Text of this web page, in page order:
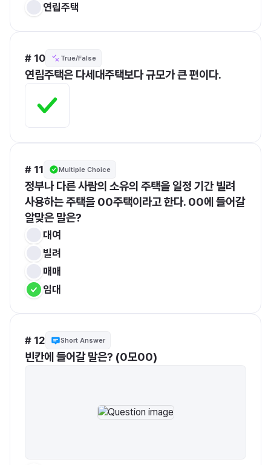
연립주택
# 10 True/False
연립주택은 다세대주택보다 규모가 큰 편이다.
# 11 Multiple Choice
정부나 다른 사람의 소유의 주택을 일정 기간 빌려
사용하는 주택을 00주택이라고 한다. 00에 들어갈
알맞은 말은?
대여
빌려
매매
임대
# 12 Short Answer
빈칸에 들어갈 말은? (0모00)